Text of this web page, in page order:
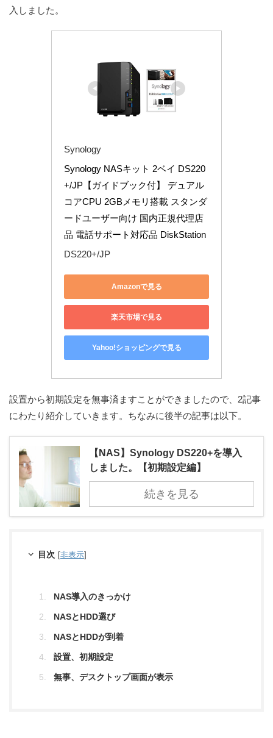
入しました。
Synology
Synology NASキット 2ベイ DS220
+/JP【ガイドブック付】 デュアル
コアCPU 2GBメモリ搭載 スタンダ
ードユーザー向け 国内正規代理店
品 電話サポート対応品 DiskStation
DS220+/JP
Amazonで見る
楽天市場で見る
Yahoo!ショッピングで見る
設置から初期設定を無事済ますことができましたので、2記事
にわたり紹介していきます。ちなみに後半の記事は以下。
【NAS】Synology DS220+を導入
しました。【初期設定編】
続きを見る
目次 [非表示]
NAS導入のきっかけ
NASとHDD選び
NASとHDDが到着
設置、初期設定
無事、デスクトップ画面が表示